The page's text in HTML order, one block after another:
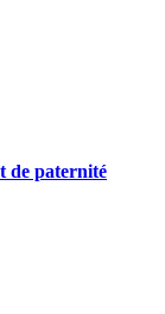
de paternité